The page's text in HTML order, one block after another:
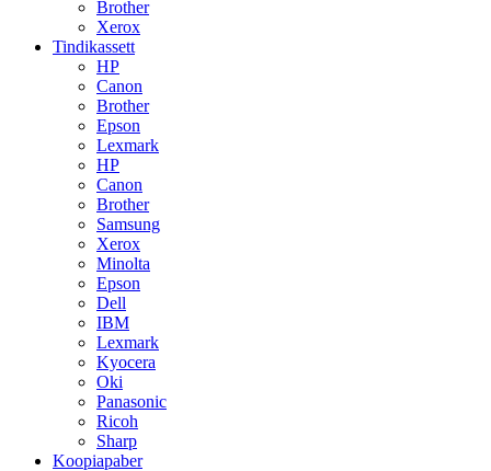
Brother
Xerox
Tindikassett
HP
Canon
Brother
Epson
Lexmark
HP
Canon
Brother
Samsung
Xerox
Minolta
Epson
Dell
IBM
Lexmark
Kyocera
Oki
Panasonic
Ricoh
Sharp
Koopiapaber